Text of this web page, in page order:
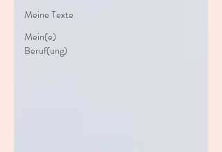
Meine Texte
Mein(e)
Beruf(ung)